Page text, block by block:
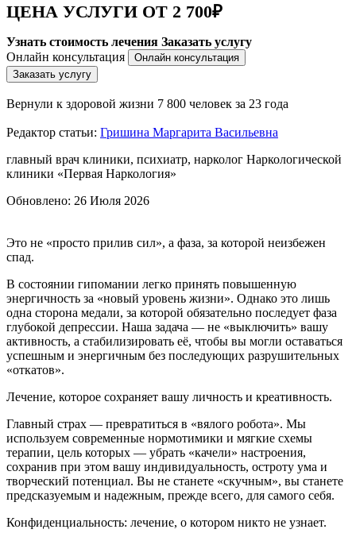
ЦЕНА УСЛУГИ ОТ 2 700₽
Узнать стоимость лечения Заказать услугу
Онлайн консультация
Онлайн консультация
Заказать услугу
Вернули к здоровой жизни 7 800 человек за 23 года
Редактор статьи: Гришина Маргарита Васильевна
главный врач клиники, психиатр, нарколог Наркологической
клиники «Первая Наркология»
Обновлено: 26 Июля 2026
Это не «просто прилив сил», а фаза, за которой неизбежен
спад.
В состоянии гипомании легко принять повышенную
энергичность за «новый уровень жизни». Однако это лишь
одна сторона медали, за которой обязательно последует фаза
глубокой депрессии. Наша задача — не «выключить» вашу
активность, а стабилизировать её, чтобы вы могли оставаться
успешным и энергичным без последующих разрушительных
«откатов».
Лечение, которое сохраняет вашу личность и креативность.
Главный страх — превратиться в «вялого робота». Мы
используем современные нормотимики и мягкие схемы
терапии, цель которых — убрать «качели» настроения,
сохранив при этом вашу индивидуальность, остроту ума и
творческий потенциал. Вы не станете «скучным», вы станете
предсказуемым и надежным, прежде всего, для самого себя.
Конфиденциальность: лечение, о котором никто не узнает.